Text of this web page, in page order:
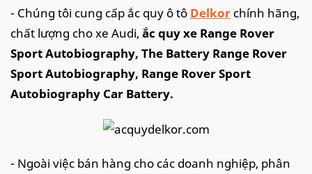
- Chúng tôi cung cấp ắc quy ô tô Delkor chính hãng,
chất lượng cho xe Audi, ắc quy xe Range Rover
Sport Autobiography, The Battery Range Rover
Sport Autobiography, Range Rover Sport
Autobiography Car Battery.
- Ngoài việc bán hàng cho các doanh nghiệp, phân